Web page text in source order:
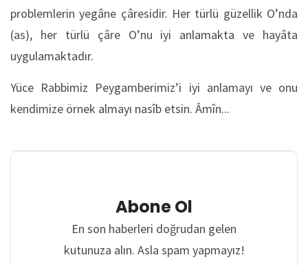
problemlerin yegâne çâresidir. Her türlü güzellik O’nda
(as), her türlü çâre O’nu iyi anlamakta ve hayâta
uygulamaktadır.
Yüce Rabbimiz Peygamberimiz’i iyi anlamayı ve onu
kendimize örnek almayı nasîb etsin. Âmîn...
Abone Ol
En son haberleri doğrudan gelen
kutunuza alın. Asla spam yapmayız!